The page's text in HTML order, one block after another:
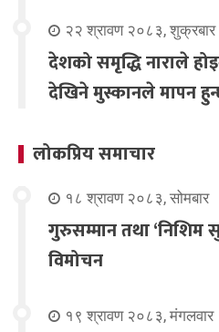
२२ श्रावण २०८३, शुक्रबार
देशको समृद्धि नाराले
देखिने मुस्कानले मापन
लोकप्रिय समाचार
१८ श्रावण २०८३, सोमबार
गुरुसम्मान तथा ‘निशिम
विमोचन
१९ श्रावण २०८३, मंगलवार